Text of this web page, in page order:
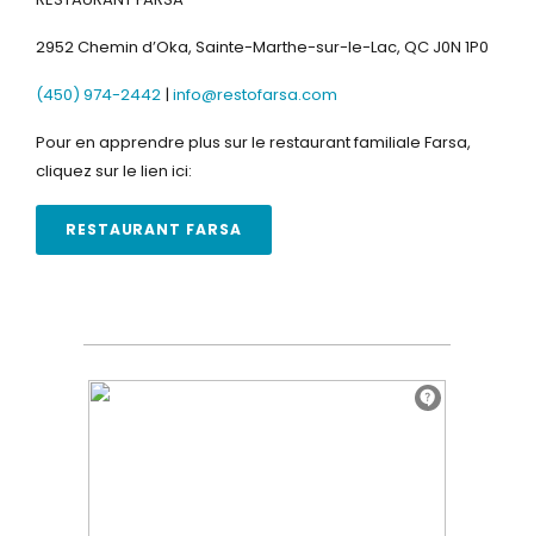
2952 Chemin d’Oka, Sainte-Marthe-sur-le-Lac, QC J0N 1P0
(450) 974-2442 | info@restofarsa.com
Pour en apprendre plus sur le restaurant familiale Farsa,
cliquez sur le lien ici:
RESTAURANT FARSA